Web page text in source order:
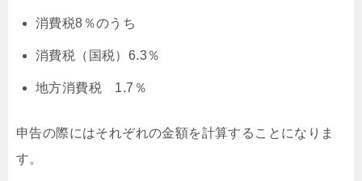
消費税8％のうち
消費税（国税）6.3％
地方消費税 1.7％
申告の際にはそれぞれの金額を計算することになりま
す。